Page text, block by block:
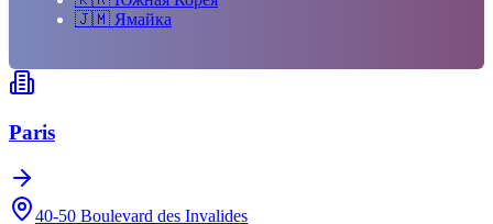
🇯🇲 Ямайка
Paris
40-50 Boulevard des Invalides